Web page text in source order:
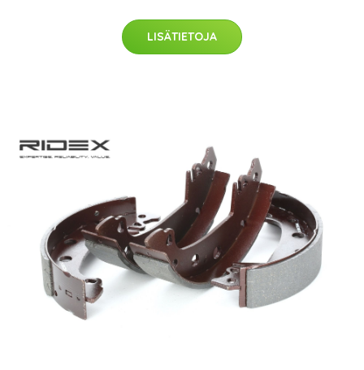
LISÄTIETOJA